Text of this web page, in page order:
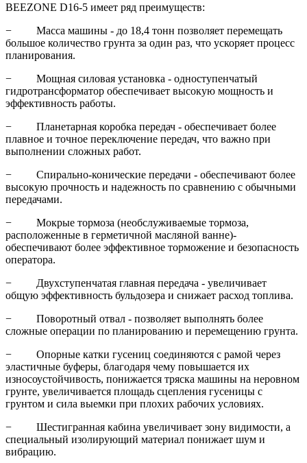
BEEZONE D16-5 имеет ряд преимуществ:
− Масса машины - до 18,4 тонн позволяет перемещать
большое количество грунта за один раз, что ускоряет процесс
планирования.
− Мощная силовая установка - одноступенчатый
гидротрансформатор обеспечивает высокую мощность и
эффективность работы.
− Планетарная коробка передач - обеспечивает более
плавное и точное переключение передач, что важно при
выполнении сложных работ.
− Спирально-конические передачи - обеспечивают более
высокую прочность и надежность по сравнению с обычными
передачами.
− Мокрые тормоза (необслуживаемые тормоза,
расположенные в герметичной масляной ванне)-
обеспечивают более эффективное торможение и безопасность
оператора.
− Двухступенчатая главная передача - увеличивает
общую эффективность бульдозера и снижает расход топлива.
− Поворотный отвал - позволяет выполнять более
сложные операции по планированию и перемещению грунта.
− Опорные катки гусениц соединяются с рамой через
эластичные буферы, благодаря чему повышается их
износоустойчивость, понижается тряска машины на неровном
грунте, увеличивается площадь сцепления гусеницы с
грунтом и сила выемки при плохих рабочих условиях.
− Шестигранная кабина увеличивает зону видимости, а
специальный изолирующий материал понижает шум и
вибрацию.